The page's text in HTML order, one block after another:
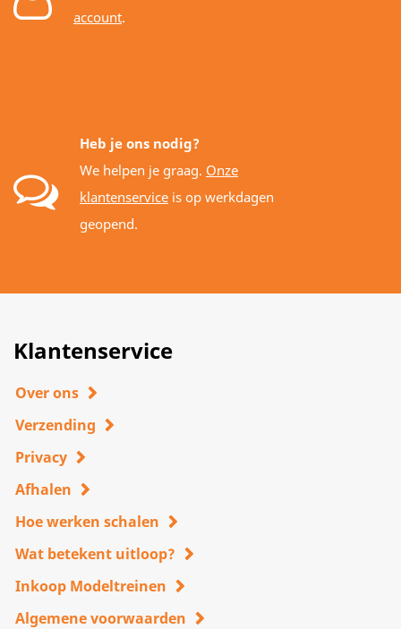
account.
Heb je ons nodig?
We helpen je graag. Onze
klantenservice is op werkdagen
geopend.
Klantenservice
Over ons
Verzending
Privacy
Afhalen
Hoe werken schalen
Wat betekent uitloop?
Inkoop Modeltreinen
Algemene voorwaarden